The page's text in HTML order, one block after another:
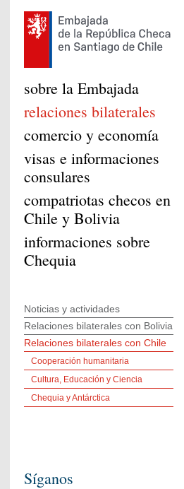
sobre la Embajada
relaciones bilaterales
comercio y economía
visas e informaciones
consulares
compatriotas checos en
Chile y Bolivia
informaciones sobre
Chequia
Noticias y actividades
Relaciones bilaterales con Bolivia
Relaciones bilaterales con Chile
Cooperación humanitaria
Cultura, Educación y Ciencia
Chequia y Antárctica
Síganos